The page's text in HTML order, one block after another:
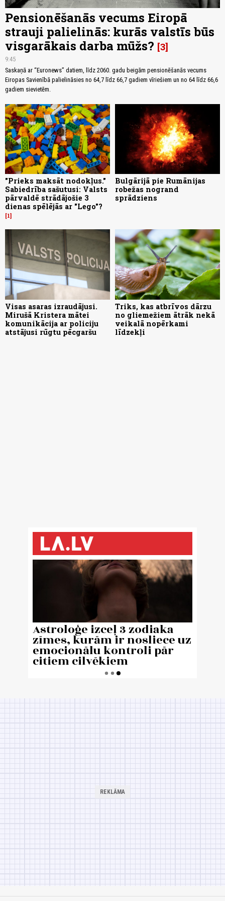
Pensionēšanās vecums Eiropā
strauji palielinās: kurās valstīs būs
visgarākais darba mūžs? 3
9:45
Saskaņā ar “Euronews” datiem, līdz 2060. gadu beigām pensionēšanās vecums
Eiropas Savienībā palielināsies no 64,7 līdz 66,7 gadiem vīriešiem un no 64 līdz 66,6
gadiem sievietēm.
"Prieks maksāt nodokļus."
Sabiedrība sašutusi: Valsts
pārvaldē strādājošie 3
dienas spēlējās ar "Lego"?
1
Bulgārijā pie Rumānijas
robežas nogrand
sprādziens
Visas asaras izraudājusi.
Mirušā Kristera mātei
komunikācija ar policiju
atstājusi rūgtu pēcgaršu
Triks, kas atbrīvos dārzu
no gliemežiem ātrāk nekā
veikalā nopērkami
līdzekļi